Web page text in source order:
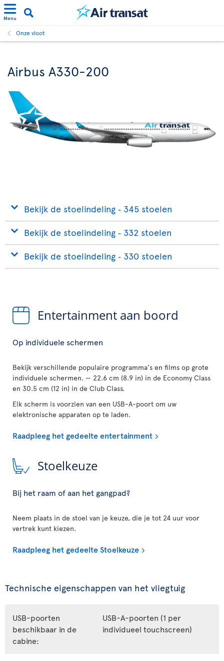
Menu
Onze vloot
Airbus A330-200
Bekijk de stoelindeling ‐ 345 stoelen
Bekijk de stoelindeling ‐ 332 stoelen
Bekijk de stoelindeling ‐ 330 stoelen
Entertainment aan boord
Op individuele schermen
Bekijk verschillende populaire programma's en films op grote
individuele schermen. — 22.6 cm (8.9 in) in de Economy Class
en 30.5 cm (12 in) in de Club Class.
Elk scherm is voorzien van een USB-A-poort om uw
elektronische apparaten op te laden.
Raadpleeg het gedeelte entertainment
Stoelkeuze
Bij het raam of aan het gangpad?
Neem plaats in de stoel van je keuze, die je tot 24 uur voor
vertrek kunt kiezen.
Raadpleeg het gedeelte Stoelkeuze
Technische eigenschappen van het vliegtuig
USB-poorten
beschikbaar in de
cabine:
USB-A-poorten (1 per
individueel touchscreen)